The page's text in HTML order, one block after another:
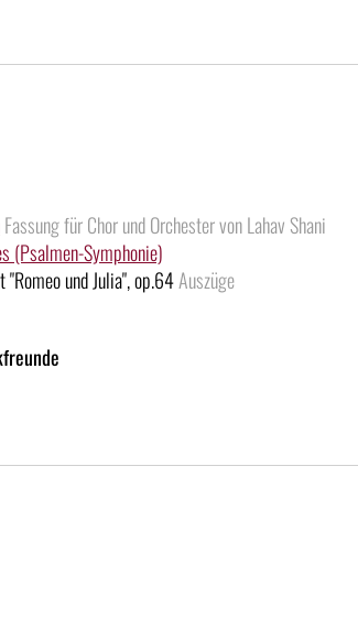
Fassung für Chor und Orchester von Lahav Shani
(Psalmen-Symphonie)
und Julia", op.64Auszüge